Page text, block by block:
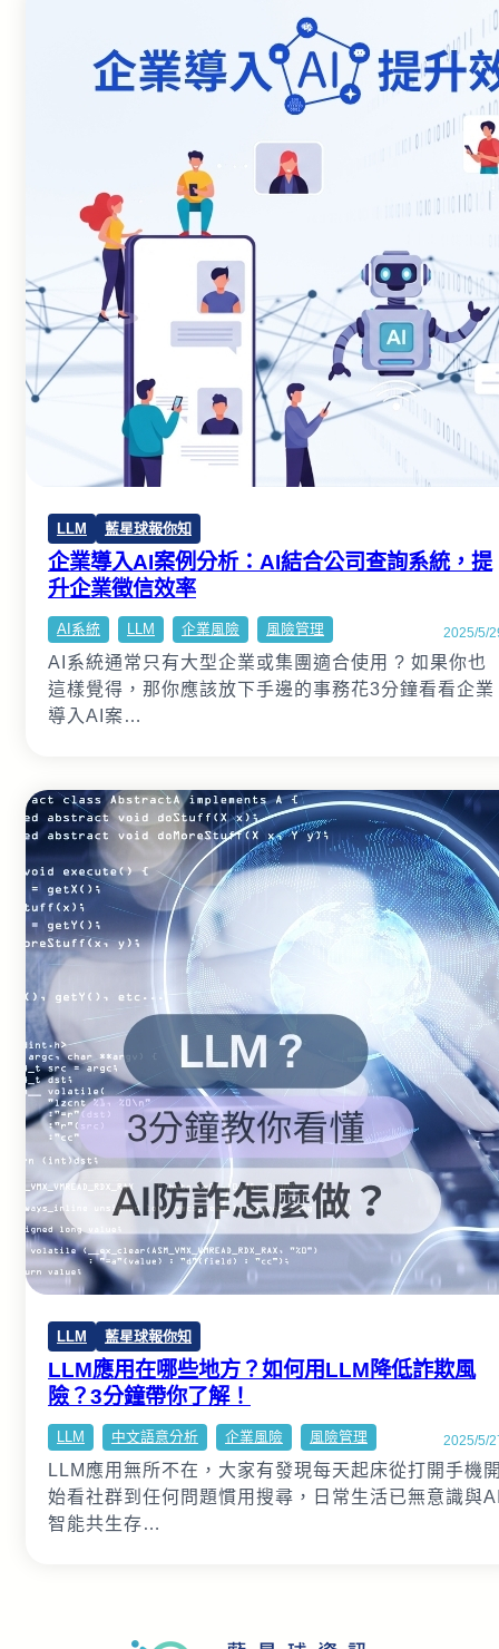
LLM 藍星球報你知
企業導入AI案例分析：AI結合公司查詢系統，提
升企業徵信效率
AI系統 LLM 企業風險 風險管理 2025/5/
AI系統通常只有大型企業或集團適合使用 ? 如果你也
這樣覺得，那你應該放下手邊的事務花3分鐘看看企業
導入AI案…
LLM 藍星球報你知
LLM應用在哪些地方？如何用LLM降低詐欺風
險？3分鐘帶你了解！
LLM 中文語意分析 企業風險 風險管理 2025/5/
LLM應用無所不在，大家有發現每天起床從打開手機
始看社群到任何問題慣用搜尋，日常生活已無意識與
智能共生存…